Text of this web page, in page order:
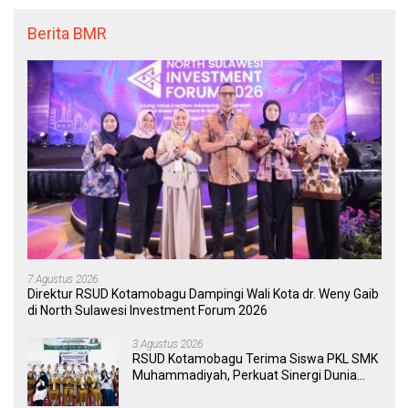
Berita BMR
7 Agustus 2026
Direktur RSUD Kotamobagu Dampingi Wali Kota dr. Weny Gaib
di North Sulawesi Investment Forum 2026
3 Agustus 2026
RSUD Kotamobagu Terima Siswa PKL SMK
Muhammadiyah, Perkuat Sinergi Dunia